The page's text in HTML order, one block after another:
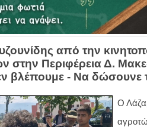
από την
στην Περιφέρεια Δ.
βλέπουμε - Να δώσουνε
Ο